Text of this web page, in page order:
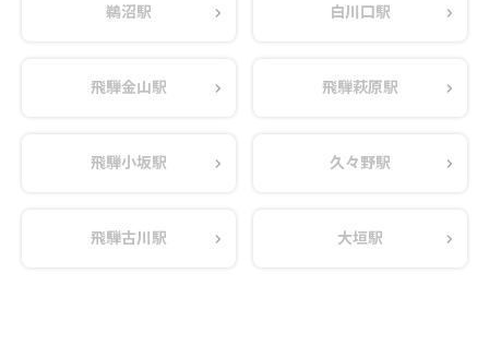
鵜沼駅 白川口駅
飛騨金山駅 飛騨萩原駅
飛騨小坂駅 久々野駅
飛騨古川駅 大垣駅